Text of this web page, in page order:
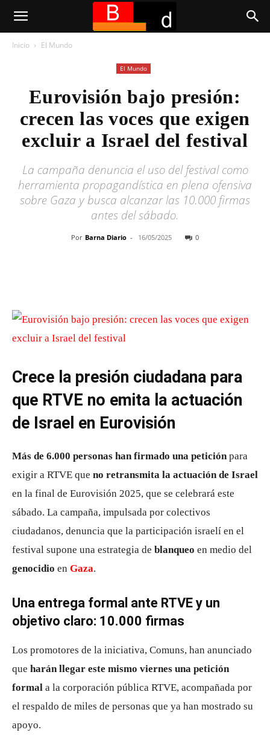
Inicio El Mundo
El Mundo
Eurovisión bajo presión:
crecen las voces que exigen
excluir a Israel del festival
La campaña denuncia el uso del festival como
herramienta propagandística en plena ofensiva
sobre Gaza y busca alcanzar las 10.000 firmas
antes del sábado.
Por Barna Diario - 16/05/2025 0
Crece la presión ciudadana para
que RTVE no emita la actuación
de Israel en Eurovisión
Más de 6.000 personas han firmado una peticiónpara
exigir a RTVE que no retransmita la actuación de Israel
en la final de Eurovisión 2025, que se celebrará este
sábado. La campaña, impulsada por colectivos
ciudadanos, denuncia que la participación israelí en el
festival supone una estrategia de blanqueo en medio del
genocidio en Gaza.
Una entrega formal ante RTVE y un
objetivo claro: 10.000 firmas
Los promotores de la iniciativa, Comuns, han anunciado
que harán llegar este mismo viernes una petición
formal a la corporación pública RTVE, acompañada por
el respaldo de miles de personas que ya han mostrado su
apoyo.